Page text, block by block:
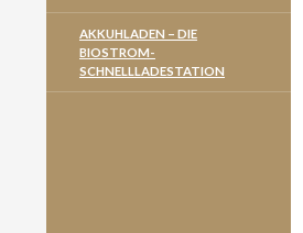
AKKUHLADEN – DIE
BIOSTROM-
SCHNELLLADESTATION